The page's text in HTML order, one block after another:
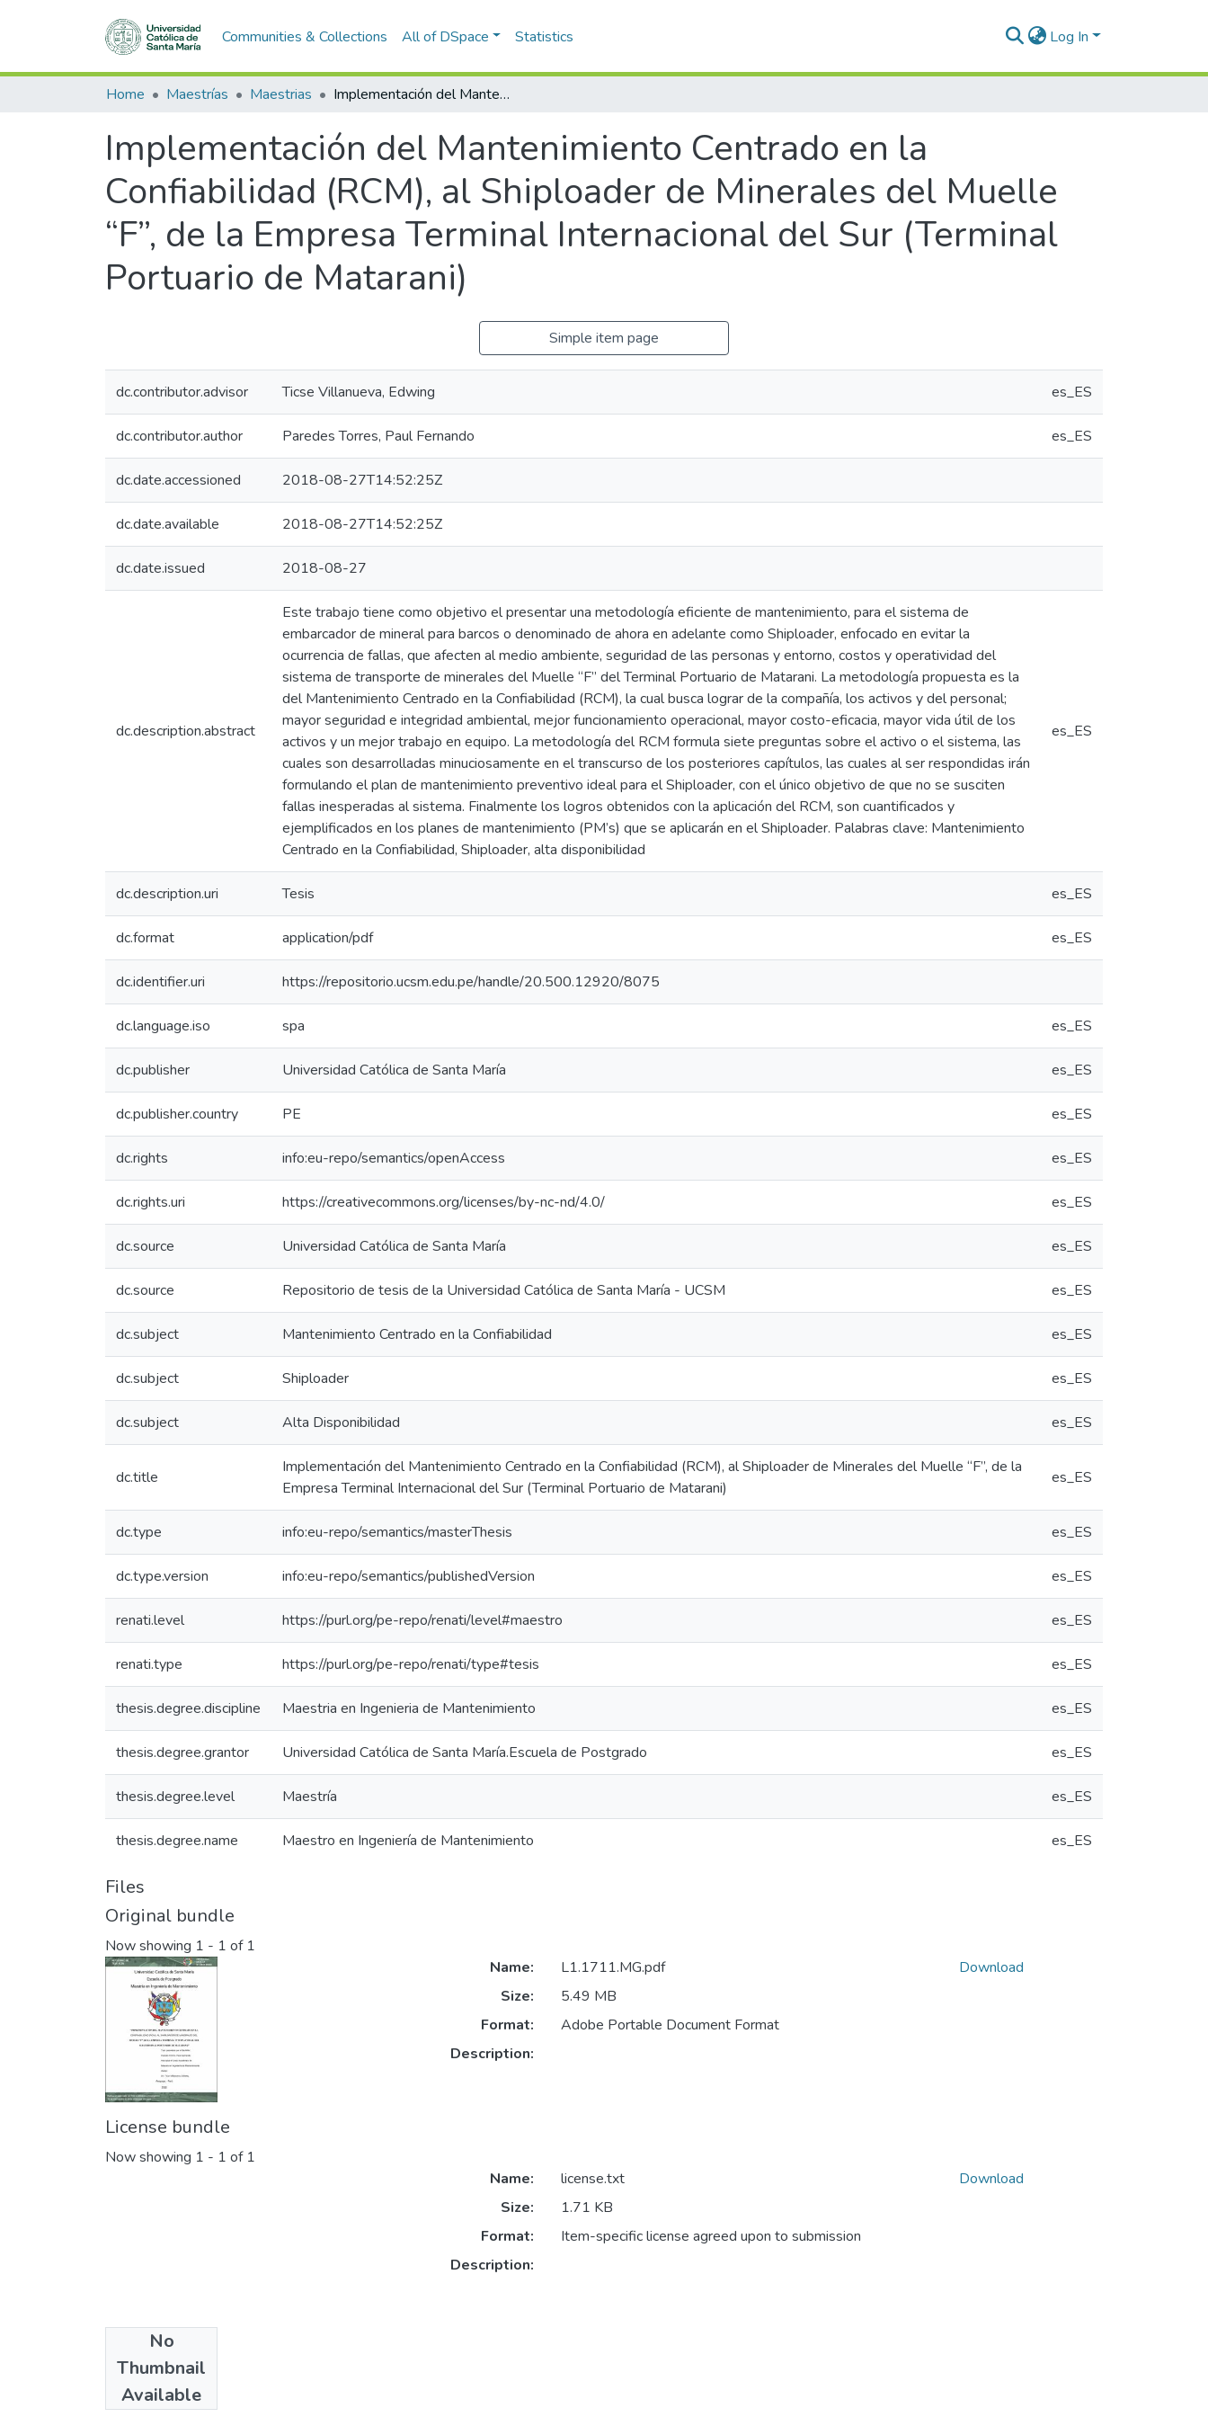
Communities & Collections All of DSpace Statistics Log In
Home Maestrías Maestrias Implementación del Mantenimiento Centrado en la Confiabilidad (RCM), al Shiploader de Minerales del Muelle “F”, de la Empresa Terminal Internacional del Sur (Terminal Portuario de Matarani)
Implementación del Mantenimiento Centrado en la
Confiabilidad (RCM), al Shiploader de Minerales del Muelle
“F”, de la Empresa Terminal Internacional del Sur (Terminal
Portuario de Matarani)
Simple item page
dc.contributor.advisor Ticse Villanueva, Edwing es_ES
dc.contributor.author Paredes Torres, Paul Fernando es_ES
dc.date.accessioned 2018-08-27T14:52:25Z
dc.date.available 2018-08-27T14:52:25Z
dc.date.issued 2018-08-27
dc.description.abstract
Este trabajo tiene como objetivo el presentar una metodología eficiente de mantenimiento, para el sistema de
embarcador de mineral para barcos o denominado de ahora en adelante como Shiploader, enfocado en evitar la
ocurrencia de fallas, que afecten al medio ambiente, seguridad de las personas y entorno, costos y operatividad del
sistema de transporte de minerales del Muelle “F” del Terminal Portuario de Matarani. La metodología propuesta es la
del Mantenimiento Centrado en la Confiabilidad (RCM), la cual busca lograr de la compañía, los activos y del personal;
mayor seguridad e integridad ambiental, mejor funcionamiento operacional, mayor costo-eficacia, mayor vida útil de los
activos y un mejor trabajo en equipo. La metodología del RCM formula siete preguntas sobre el activo o el sistema, las
cuales son desarrolladas minuciosamente en el transcurso de los posteriores capítulos, las cuales al ser respondidas irán
formulando el plan de mantenimiento preventivo ideal para el Shiploader, con el único objetivo de que no se susciten
fallas inesperadas al sistema. Finalmente los logros obtenidos con la aplicación del RCM, son cuantificados y
ejemplificados en los planes de mantenimiento (PM’s) que se aplicarán en el Shiploader. Palabras clave: Mantenimiento
Centrado en la Confiabilidad, Shiploader, alta disponibilidad
es_ES
dc.description.uri Tesis es_ES
dc.format application/pdf es_ES
dc.identifier.uri https://repositorio.ucsm.edu.pe/handle/20.500.12920/8075
dc.language.iso spa es_ES
dc.publisher Universidad Católica de Santa María es_ES
dc.publisher.country PE es_ES
dc.rights info:eu-repo/semantics/openAccess es_ES
dc.rights.uri https://creativecommons.org/licenses/by-nc-nd/4.0/ es_ES
dc.source Universidad Católica de Santa María es_ES
dc.source Repositorio de tesis de la Universidad Católica de Santa María - UCSM es_ES
dc.subject Mantenimiento Centrado en la Confiabilidad es_ES
dc.subject Shiploader es_ES
dc.subject Alta Disponibilidad es_ES
dc.title
Implementación del Mantenimiento Centrado en la Confiabilidad (RCM), al Shiploader de Minerales del Muelle “F”, de la
Empresa Terminal Internacional del Sur (Terminal Portuario de Matarani)
es_ES
dc.type info:eu-repo/semantics/masterThesis es_ES
dc.type.version info:eu-repo/semantics/publishedVersion es_ES
renati.level https://purl.org/pe-repo/renati/level#maestro es_ES
renati.type https://purl.org/pe-repo/renati/type#tesis es_ES
thesis.degree.discipline Maestria en Ingenieria de Mantenimiento es_ES
thesis.degree.grantor Universidad Católica de Santa María.Escuela de Postgrado es_ES
thesis.degree.level Maestría es_ES
thesis.degree.name Maestro en Ingeniería de Mantenimiento es_ES
Files
Original bundle
Now showing 1 - 1 of 1
Name:
L1.1711.MG.pdf
Size:
5.49 MB
Format:
Adobe Portable Document Format
Description:
Download
License bundle
Now showing 1 - 1 of 1
No
Thumbnail
Available
Name:
license.txt
Size:
1.71 KB
Format:
Item-specific license agreed upon to submission
Description:
Download
Collections
Maestrias